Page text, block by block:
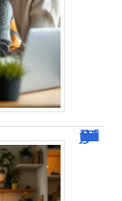
JetPunk : Quiz et jeux de culture générale